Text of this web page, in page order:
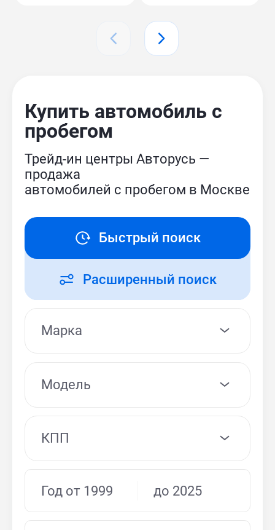
Купить автомобиль с
пробегом
Трейд-ин центры Авторусь —
продажа
автомобилей с пробегом в Москве
Быстрый поиск
Расширенный поиск
Модель
КПП